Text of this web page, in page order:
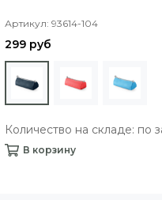
Артикул: 93614-104
299 руб
Количество на складе: по
В корзину